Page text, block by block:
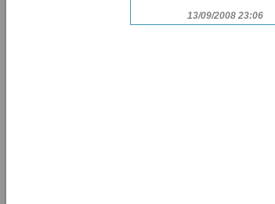
13/09/2008 23:06